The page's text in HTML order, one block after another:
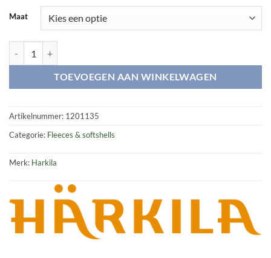
Maat
TOEVOEGEN AAN WINKELWAGEN
Artikelnummer: 1201135
Categorie: Fleeces & softshells
Merk: Harkila